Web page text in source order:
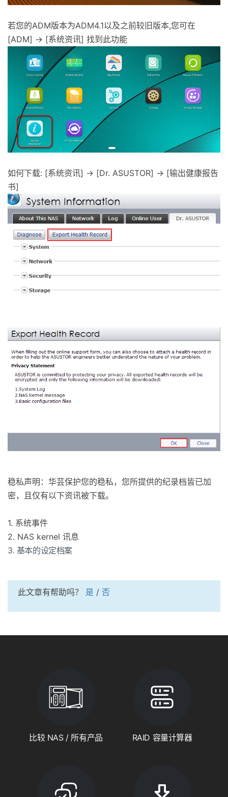
若您的ADM版本为ADM4.1以及之前较旧版本,您可在
[ADM] -> [系统资讯] 找到此功能
如何下载: [系统资讯] -> [Dr. ASUSTOR] -> [输出健康报告
书]
稳私声明：华芸保护您的稳私，您所提供的纪录档皆已加
密，且仅有以下资讯被下载。
1. 系统事件
2. NAS kernel 讯息
3. 基本的设定档案
此文章有帮助吗？ 是 / 否
比较 NAS / 所有产品 RAID 容量计算器